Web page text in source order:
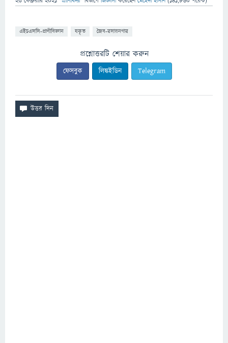
এইচএসসি-প্রাণীবিজ্ঞান যকৃত জৈব-রসায়নগার
প্রশ্নোত্তরটি শেয়ার করুন
ফেসবুক লিঙ্কইডিন Telegram